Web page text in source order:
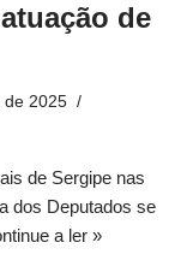
de
de 2025
de Sergipe nas
dos Deputados se
a ler »